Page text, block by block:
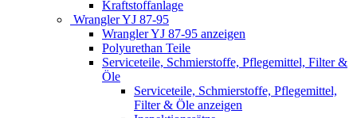
Kraftstoffanlage
Wrangler YJ 87-95
Wrangler YJ 87-95 anzeigen
Polyurethan Teile
Serviceteile, Schmierstoffe, Pflegemittel, Filter &
Öle
Serviceteile, Schmierstoffe, Pflegemittel,
Filter & Öle anzeigen